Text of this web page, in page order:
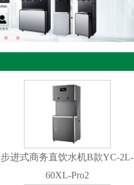
步进式商务直饮水机B款YC-2L-
60XL-Pro2